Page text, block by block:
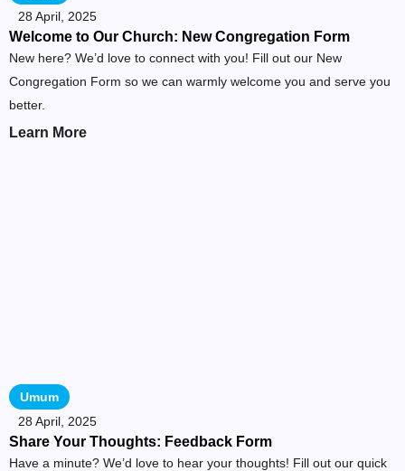
28 April, 2025
Welcome to Our Church: New Congregation Form
New here? We’d love to connect with you! Fill out our New
Congregation Form so we can warmly welcome you and serve you
better.
Learn More
Umum
28 April, 2025
Share Your Thoughts: Feedback Form
Have a minute? We’d love to hear your thoughts! Fill out our quick